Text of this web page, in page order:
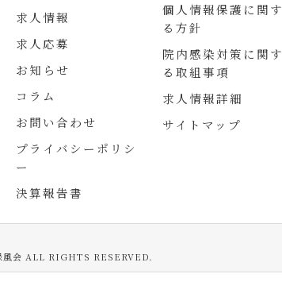
求人情報
求人応募
お知らせ
コラム
お問い合わせ
プライバシーポリシ
ー
決算報告書
個人情報保護に関す
る方針
院内感染対策に関す
る取組事項
求人情報詳細
サイトマップ
風会 ALL RIGHTS RESERVED.